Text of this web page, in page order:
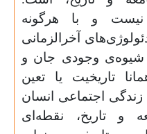
نیست و با هرگونه
آخرالزمانی
شیوه‌ی وجودی جان و
تاریخیت یا تعین
اجتماعی انسان
و تاریخ، نقطه‌ای